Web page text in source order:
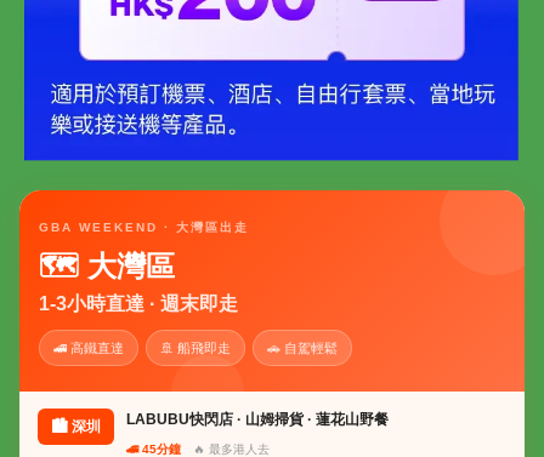
GBA WEEKEND · 大灣區出走
🗺 大灣區
1-3小時直達 · 週末即走
🚄 高鐵直達 🚢 船飛即走 🚗 自駕輕鬆
🏙 深圳 LABUBU快閃店 · 山姆掃貨 · 蓮花山野餐
🚄 45分鐘 🔥 最多港人去